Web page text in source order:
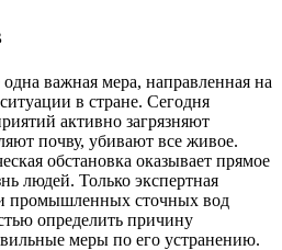
важная мера, направленная на
в стране. Сегодня
активно загрязняют
почву, убивают все живое.
обстановка оказывает прямое
людей. Только экспертная
промышленных сточных вод
определить причину
меры по его устранению.